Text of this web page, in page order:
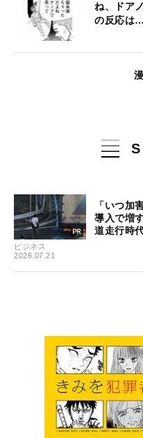
ね、ドア
の反応は
ビジネス
2026.07.21
「いつ加
導入で増
道走行時